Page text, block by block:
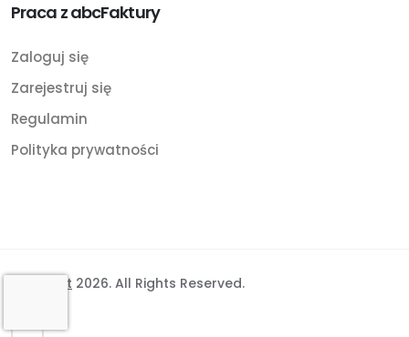
Praca z abcFaktury
Zaloguj się
Zarejestruj się
Regulamin
Polityka prywatności
BinSoft 2026. All Rights Reserved.